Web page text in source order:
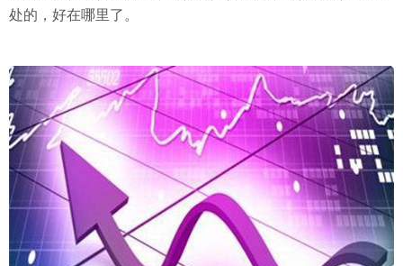
处的，好在哪里了。